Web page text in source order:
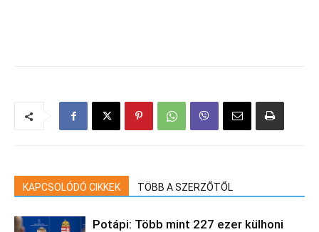
KAPCSOLÓDÓ CIKKEK TÖBB A SZERZŐTŐL
Potápi: Több mint 227 ezer külhoni